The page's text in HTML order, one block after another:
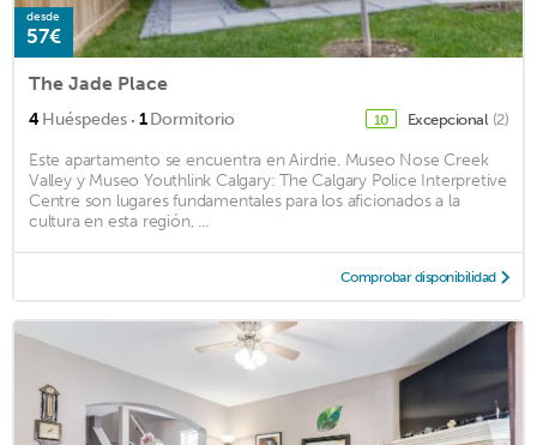
desde
57€
The Jade Place
4Huéspedes · 1Dormitorio 10 Excepcional (2)
Este apartamento se encuentra en Airdrie. Museo Nose Creek
Valley y Museo Youthlink Calgary: The Calgary Police Interpretive
Centre son lugares fundamentales para los aficionados a la
cultura en esta región, ...
Comprobar disponibilidad